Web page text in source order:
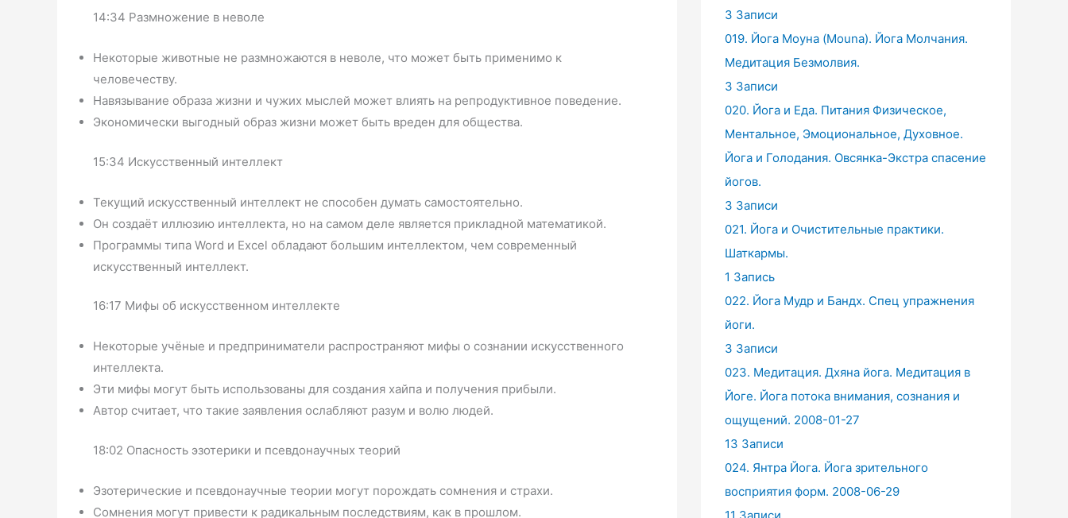
14:34 Размножение в неволе
Некоторые животные не размножаются в неволе, что может быть применимо к
человечеству.
Навязывание образа жизни и чужих мыслей может влиять на репродуктивное поведение.
Экономически выгодный образ жизни может быть вреден для общества.
15:34 Искусственный интеллект
Текущий искусственный интеллект не способен думать самостоятельно.
Он создаёт иллюзию интеллекта, но на самом деле является прикладной математикой.
Программы типа Word и Excel обладают большим интеллектом, чем современный
искусственный интеллект.
16:17 Мифы об искусственном интеллекте
Некоторые учёные и предприниматели распространяют мифы о сознании искусственного
интеллекта.
Эти мифы могут быть использованы для создания хайпа и получения прибыли.
Автор считает, что такие заявления ослабляют разум и волю людей.
18:02 Опасность эзотерики и псевдонаучных теорий
Эзотерические и псевдонаучные теории могут порождать сомнения и страхи.
Сомнения могут привести к радикальным последствиям, как в прошлом.
3 Записи
019. Йога Моуна (Mouna). Йога Молчания.
Медитация Безмолвия.
3 Записи
020. Йога и Еда. Питания Физическое,
Ментальное, Эмоциональное, Духовное.
Йога и Голодания. Овсянка-Экстра спасение
йогов.
3 Записи
021. Йога и Очистительные практики.
Шаткармы.
1 Запись
022. Йога Мудр и Бандх. Спец упражнения
йоги.
3 Записи
023. Медитация. Дхяна йога. Медитация в
Йоге. Йога потока внимания, сознания и
ощущений. 2008-01-27
13 Записи
024. Янтра Йога. Йога зрительного
восприятия форм. 2008-06-29